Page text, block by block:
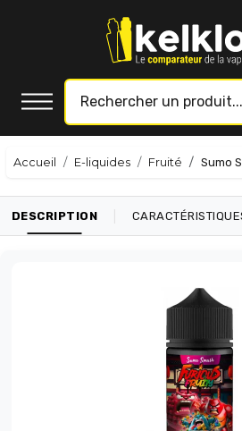
Accueil E-liquides Fruité Sumo
DESCRIPTION